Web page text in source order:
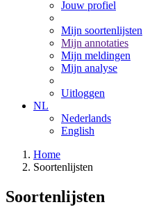
Jouw profiel
Mijn soortenlijsten
Mijn annotaties
Mijn meldingen
Mijn analyse
Uitloggen
NL
Nederlands
English
Home
Soortenlijsten
Soortenlijsten